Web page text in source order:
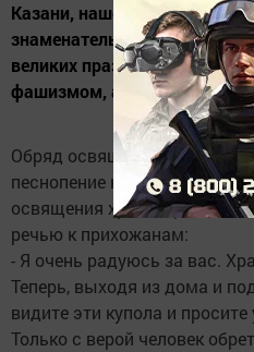
Казани, нашего и соседних
знаменательное событие
великих праздников -
фашизмом, а...
Обряд освящения прошел
песнопение клироса. После
освящения храма
речью к прихожанам:
- Я очень радуюсь за вас.
Теперь, выходя из дома и
видите эти купола и
Только с верой человек